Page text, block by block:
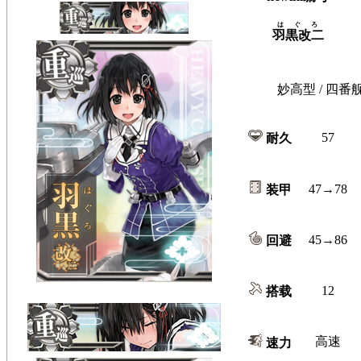
羽黒改二
はぐろ
妙高型 / 四番
耐久 57
装甲 47→78
回避 45→86
搭载 12
速力 高速